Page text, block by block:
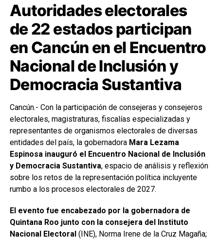
Autoridades electorales
de 22 estados participan
en Cancún en el Encuentro
Nacional de Inclusión y
Democracia Sustantiva
Cancún.- Con la participación de consejeras y consejeros
electorales, magistraturas, fiscalías especializadas y
representantes de organismos electorales de diversas
entidades del país, la gobernadora Mara Lezama
Espinosa inauguró el Encuentro Nacional de Inclusión
y Democracia Sustantiva, espacio de análisis y reflexión
sobre los retos de la representación política incluyente
rumbo a los procesos electorales de 2027.
El evento fue encabezado por la gobernadora de
Quintana Roo junto con la consejera del Instituto
Nacional Electoral (INE), Norma Irene de la Cruz Magaña;